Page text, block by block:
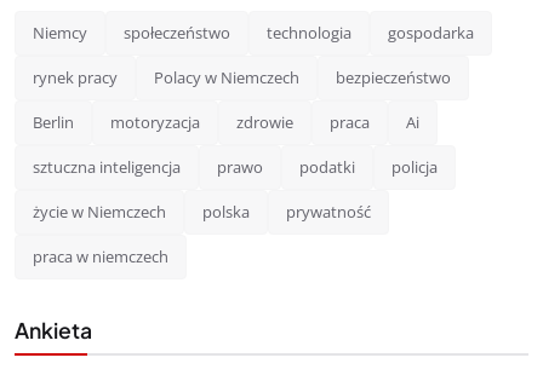
Niemcy społeczeństwo technologia gospodarka
rynek pracy Polacy w Niemczech bezpieczeństwo
Berlin motoryzacja zdrowie praca Ai
sztuczna inteligencja prawo podatki policja
życie w Niemczech polska prywatność
praca w niemczech
Ankieta